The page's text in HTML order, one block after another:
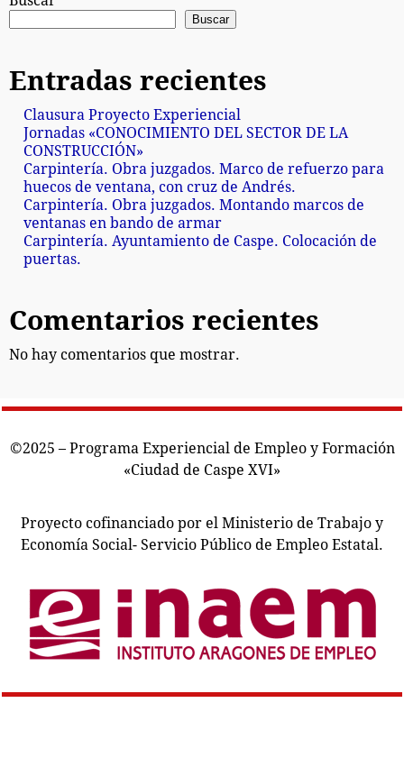
Buscar
Entradas recientes
Clausura Proyecto Experiencial
Jornadas «CONOCIMIENTO DEL SECTOR DE LA
CONSTRUCCIÓN»
Carpintería. Obra juzgados. Marco de refuerzo para
huecos de ventana, con cruz de Andrés.
Carpintería. Obra juzgados. Montando marcos de
ventanas en bando de armar
Carpintería. Ayuntamiento de Caspe. Colocación de
puertas.
Comentarios recientes
No hay comentarios que mostrar.
©2025 – Programa Experiencial de Empleo y Formación
«Ciudad de Caspe XVI»
Proyecto cofinanciado por el Ministerio de Trabajo y
Economía Social- Servicio Público de Empleo Estatal.